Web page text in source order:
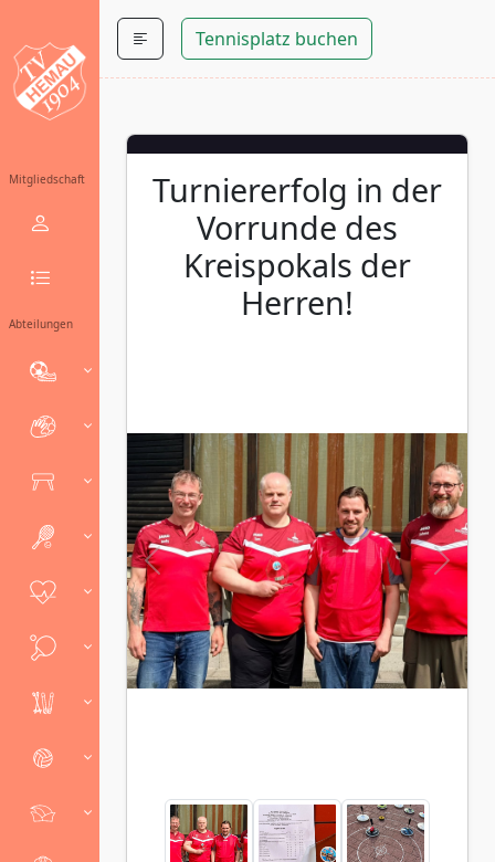
Mitgliedschaft
Abteilungen
Tennisplatz buchen
Turniererfolg in der
Vorrunde des
Kreispokals der
Herren!